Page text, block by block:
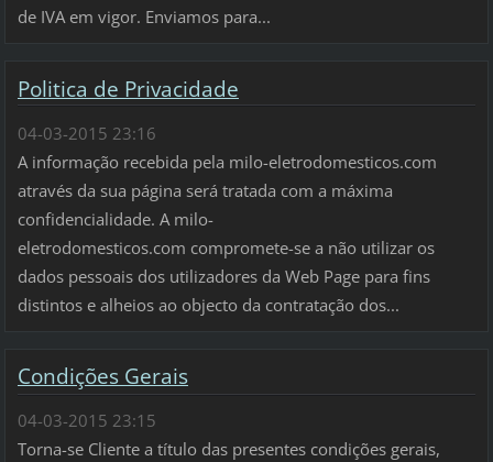
de IVA em vigor. Enviamos para...
Politica de Privacidade
04-03-2015 23:16
A informação recebida pela milo-eletrodomesticos.com
através da sua página será tratada com a máxima
confidencialidade. A milo-
eletrodomesticos.com compromete-se a não utilizar os
dados pessoais dos utilizadores da Web Page para fins
distintos e alheios ao objecto da contratação dos...
Condições Gerais
04-03-2015 23:15
Torna-se Cliente a título das presentes condições gerais,